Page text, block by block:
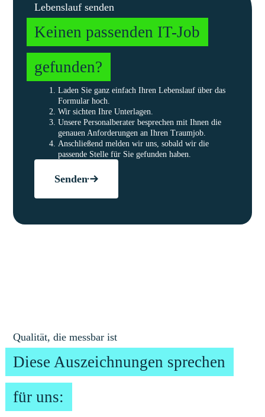
Lebenslauf senden
Keinen passenden IT-Job
gefunden?
Laden Sie ganz einfach Ihren Lebenslauf über das
Formular hoch.
Wir sichten Ihre Unterlagen.
Unsere Personalberater besprechen mit Ihnen die
genauen Anforderungen an Ihren Traumjob.
Anschließend melden wir uns, sobald wir die
passende Stelle für Sie gefunden haben.
Senden
Qualität, die messbar ist
Diese Auszeichnungen sprechen
für uns: